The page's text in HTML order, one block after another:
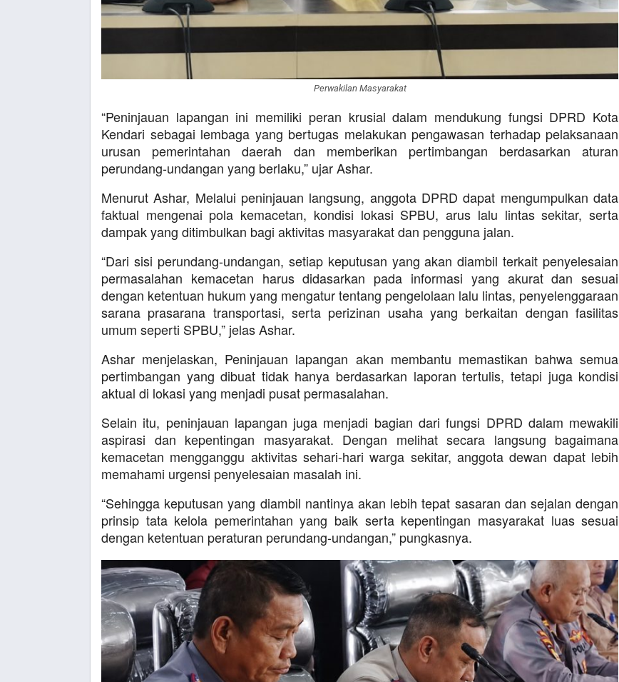
Perwakilan Masyarakat
“Peninjauan lapangan ini memiliki peran krusial dalam mendukung fungsi DPRD Kota
Kendari sebagai lembaga yang bertugas melakukan pengawasan terhadap pelaksanaan
urusan pemerintahan daerah dan memberikan pertimbangan berdasarkan aturan
perundang-undangan yang berlaku,” ujar Ashar.
Menurut Ashar, Melalui peninjauan langsung, anggota DPRD dapat mengumpulkan data
faktual mengenai pola kemacetan, kondisi lokasi SPBU, arus lalu lintas sekitar, serta
dampak yang ditimbulkan bagi aktivitas masyarakat dan pengguna jalan.
“Dari sisi perundang-undangan, setiap keputusan yang akan diambil terkait penyelesaian
permasalahan kemacetan harus didasarkan pada informasi yang akurat dan sesuai
dengan ketentuan hukum yang mengatur tentang pengelolaan lalu lintas, penyelenggaraan
sarana prasarana transportasi, serta perizinan usaha yang berkaitan dengan fasilitas
umum seperti SPBU,” jelas Ashar.
Ashar menjelaskan, Peninjauan lapangan akan membantu memastikan bahwa semua
pertimbangan yang dibuat tidak hanya berdasarkan laporan tertulis, tetapi juga kondisi
aktual di lokasi yang menjadi pusat permasalahan.
Selain itu, peninjauan lapangan juga menjadi bagian dari fungsi DPRD dalam mewakili
aspirasi dan kepentingan masyarakat. Dengan melihat secara langsung bagaimana
kemacetan mengganggu aktivitas sehari-hari warga sekitar, anggota dewan dapat lebih
memahami urgensi penyelesaian masalah ini.
“Sehingga keputusan yang diambil nantinya akan lebih tepat sasaran dan sejalan dengan
prinsip tata kelola pemerintahan yang baik serta kepentingan masyarakat luas sesuai
dengan ketentuan peraturan perundang-undangan,” pungkasnya.